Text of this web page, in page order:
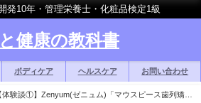
発10年・管理栄養士・化粧品検定1級
健康の教科書
ボディケア ヘルスケア お問い合わせ
体験談①】Zenyum(ゼニュム)「マウスピース歯列矯